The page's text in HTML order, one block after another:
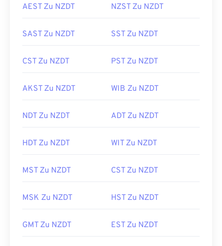
AEST Zu NZDT NZST Zu NZDT
SAST Zu NZDT SST Zu NZDT
CST Zu NZDT PST Zu NZDT
AKST Zu NZDT WIB Zu NZDT
NDT Zu NZDT ADT Zu NZDT
HDT Zu NZDT WIT Zu NZDT
MST Zu NZDT CST Zu NZDT
MSK Zu NZDT HST Zu NZDT
GMT Zu NZDT EST Zu NZDT